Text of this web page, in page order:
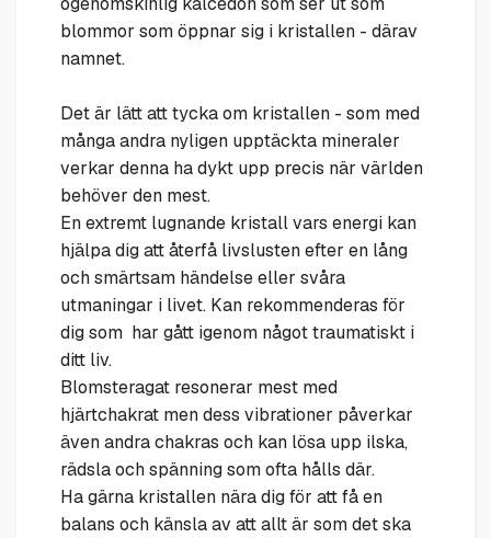
blommor som öppnar sig i kristallen - därav
namnet.
Det är lätt att tycka om kristallen - som med
många andra nyligen upptäckta mineraler
verkar denna ha dykt upp precis när världen
behöver den mest.
En extremt lugnande kristall vars energi kan
hjälpa dig att återfå livslusten efter en lång
och smärtsam händelse eller svåra
utmaningar i livet. Kan rekommenderas för
dig som har gått igenom något traumatiskt i
ditt liv.
Blomsteragat resonerar mest med
hjärtchakrat men dess vibrationer påverkar
även andra chakras och kan lösa upp ilska,
rädsla och spänning som ofta hålls där.
Ha gärna kristallen nära dig för att få en
balans och känsla av att allt är som det ska